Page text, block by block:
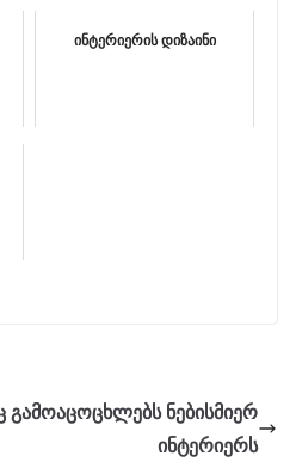
ინტერიერის დიზაინი
ნებისმიერ
ინტერიერს